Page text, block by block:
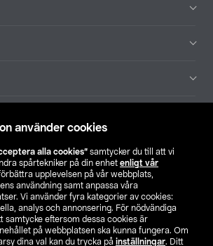
använder cookies
alla cookies” samtycker du till att vi
spårtekniker på din enhet enligt vår
upplevelsen på vår webbplats,
användning samt anpassa våra
Vi använder fyra kategorier av cookies:
analys och annonsering. För nödvändiga
samtycke eftersom dessa cookies är
på webbplatsen ska kunna fungera. Om
dina val kan du trycka på inställningar. Ditt
Hitta butik
SE NO FI